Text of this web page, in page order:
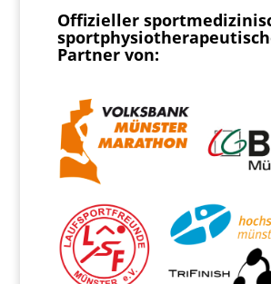
Offizieller
Partner von: